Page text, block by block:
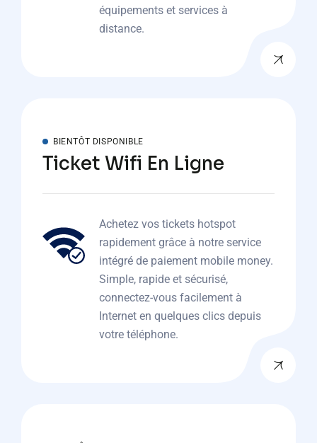
équipements et services à
distance.
BIENTÔT DISPONIBLE
Ticket Wifi En Ligne
Achetez vos tickets hotspot
rapidement grâce à notre service
intégré de paiement mobile money.
Simple, rapide et sécurisé,
connectez-vous facilement à
Internet en quelques clics depuis
votre téléphone.